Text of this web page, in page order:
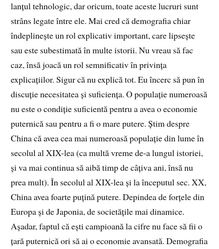
lanțul tehnologic, dar oricum, toate aceste lucruri sunt
strâns legate între ele. Mai cred că demografia chiar
îndeplinește un rol explicativ important, care lipsește
sau este subestimată în multe istorii. Nu vreau să fac
caz, însă joacă un rol semnificativ în privința
explicațiilor. Sigur că nu explică tot. Eu încerc să pun în
discuție necesitatea și suficiența. O populație numeroasă
nu este o condiție suficientă pentru a avea o economie
puternică sau pentru a fi o mare putere. Știm despre
China că avea cea mai numeroasă populație din lume în
secolul al XIX-lea (ca multă vreme de-a lungul istoriei,
și va mai continua să aibă timp de câțiva ani, însă nu
prea mult). În secolul al XIX-lea și la începutul sec. XX,
China avea foarte puțină putere. Depindea de forțele din
Europa și de Japonia, de societățile mai dinamice.
Așadar, faptul că ești campioană la cifre nu face să fii o
țară puternică ori să ai o economie avansată. Demografia